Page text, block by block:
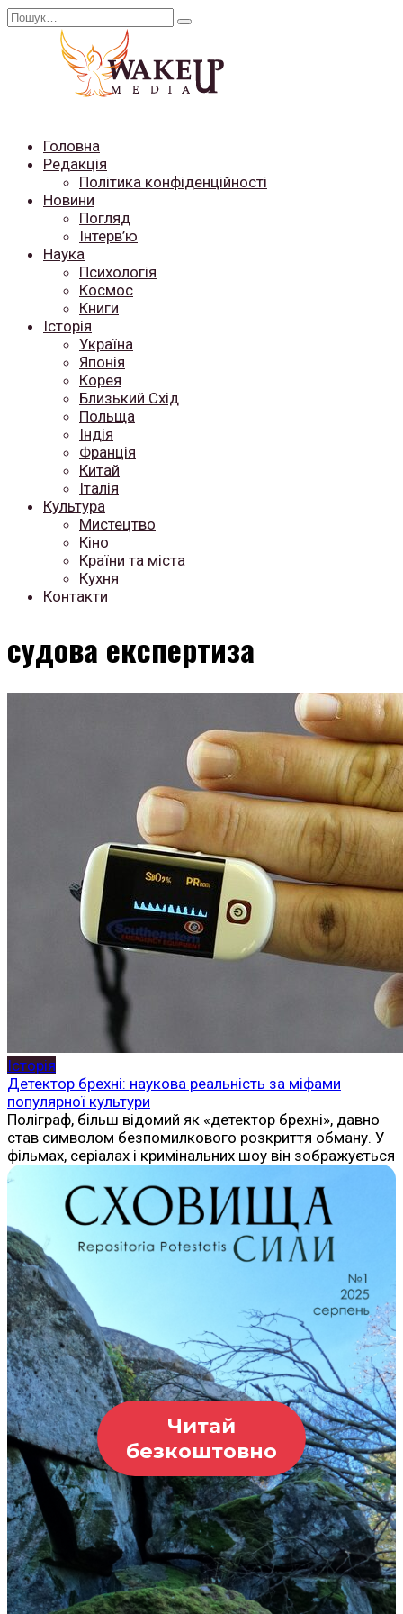
Перейти
Search
Головна
Редакція
Політика конфіденційності
Новини
Погляд
Інтерв’ю
Наука
Психологія
Космос
Книги
Історія
Україна
Японія
Корея
Близький Схід
Польща
Індія
Франція
Китай
Італія
Культура
Мистецтво
Кіно
Країни та міста
Кухня
Контакти
судова експертиза
Історія
Детектор брехні: наукова реальність за міфами
популярної культури
Поліграф, більш відомий як «детектор брехні», давно
став символом безпомилкового розкриття обману. У
фільмах, серіалах і кримінальних шоу він зображується
Читай
безкоштовно